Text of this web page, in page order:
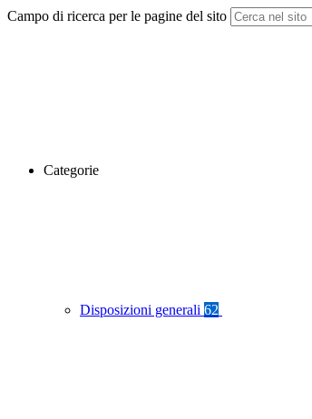
Campo di ricerca per le pagine del sito
Categorie
Disposizioni generali 62